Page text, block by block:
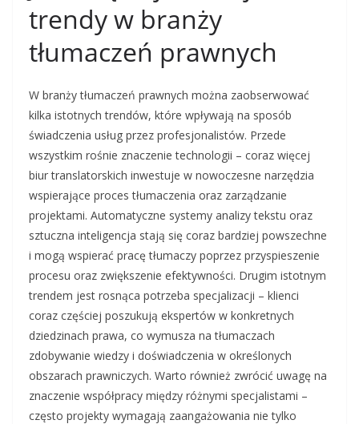
trendy w branży
tłumaczeń prawnych
W branży tłumaczeń prawnych można zaobserwować
kilka istotnych trendów, które wpływają na sposób
świadczenia usług przez profesjonalistów. Przede
wszystkim rośnie znaczenie technologii – coraz więcej
biur translatorskich inwestuje w nowoczesne narzędzia
wspierające proces tłumaczenia oraz zarządzanie
projektami. Automatyczne systemy analizy tekstu oraz
sztuczna inteligencja stają się coraz bardziej powszechne
i mogą wspierać pracę tłumaczy poprzez przyspieszenie
procesu oraz zwiększenie efektywności. Drugim istotnym
trendem jest rosnąca potrzeba specjalizacji – klienci
coraz częściej poszukują ekspertów w konkretnych
dziedzinach prawa, co wymusza na tłumaczach
zdobywanie wiedzy i doświadczenia w określonych
obszarach prawniczych. Warto również zwrócić uwagę na
znaczenie współpracy między różnymi specjalistami –
często projekty wymagają zaangażowania nie tylko